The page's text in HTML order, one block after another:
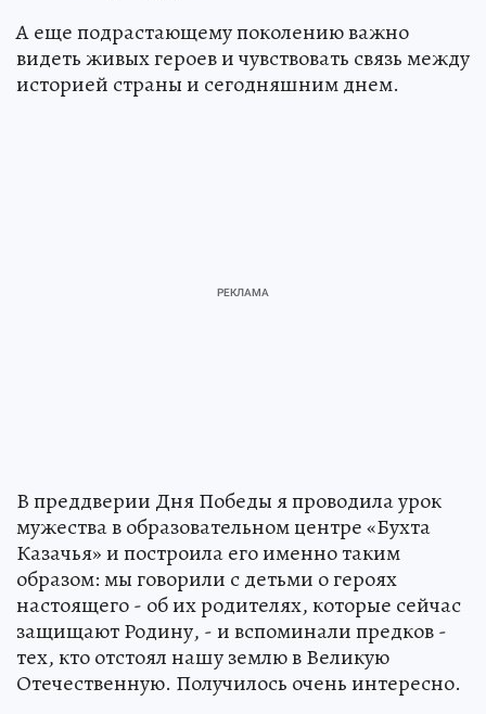
А еще подрастающему поколению важно
видеть живых героев и чувствовать связь между
историей страны и сегодняшним днем.
В преддверии Дня Победы я проводила урок
мужества в образовательном центре «Бухта
Казачья» и построила его именно таким
образом: мы говорили с детьми о героях
настоящего - об их родителях, которые сейчас
защищают Родину, - и вспоминали предков -
тех, кто отстоял нашу землю в Великую
Отечественную. Получилось очень интересно.